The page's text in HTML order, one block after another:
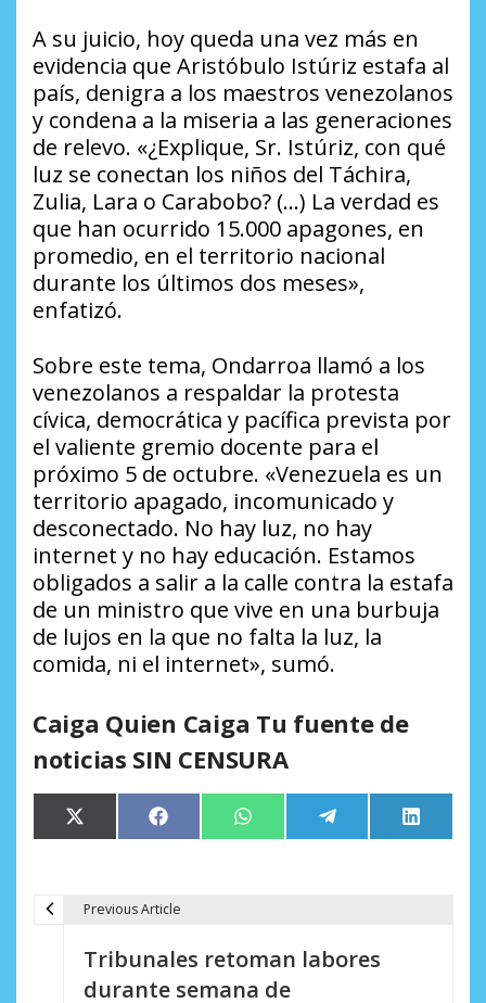
A su juicio, hoy queda una vez más en
evidencia que Aristóbulo Istúriz estafa al
país, denigra a los maestros venezolanos
y condena a la miseria a las generaciones
de relevo. «¿Explique, Sr. Istúriz, con qué
luz se conectan los niños del Táchira,
Zulia, Lara o Carabobo? (…) La verdad es
que han ocurrido 15.000 apagones, en
promedio, en el territorio nacional
durante los últimos dos meses»,
enfatizó.
Sobre este tema, Ondarroa llamó a los
venezolanos a respaldar la protesta
cívica, democrática y pacífica prevista por
el valiente gremio docente para el
próximo 5 de octubre. «Venezuela es un
territorio apagado, incomunicado y
desconectado. No hay luz, no hay
internet y no hay educación. Estamos
obligados a salir a la calle contra la estafa
de un ministro que vive en una burbuja
de lujos en la que no falta la luz, la
comida, ni el internet», sumó.
Caiga Quien Caiga Tu fuente de
noticias SIN CENSURA
Compartir
en
X
(Twitter)
Compartir
en
Facebook Compartir
en
WhatsApp Compartir
en
Telegram
en
LinkedIn
Previous Article
Tribunales retoman labores
durante semana de